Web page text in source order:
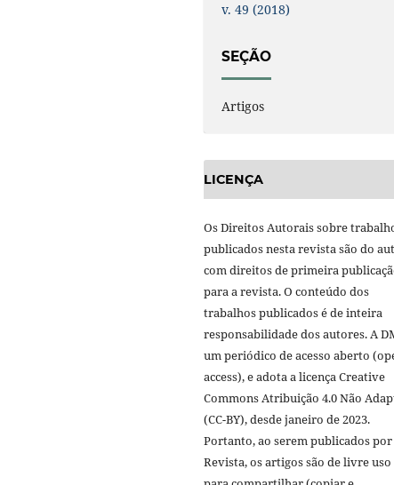
v. 49 (2018)
SEÇÃO
Artigos
LICENÇA
Os Direitos Autorais sobre
publicados nesta revista são do
com direitos de primeira
para a revista. O conteúdo dos
trabalhos publicados é de inteira
responsabilidade dos autores. A
um periódico de acesso aberto
access), e adota a licença Creative
Commons Atribuição 4.0 Não
(CC-BY), desde janeiro de 2023.
Portanto, ao serem publicados por
Revista, os artigos são de livre uso